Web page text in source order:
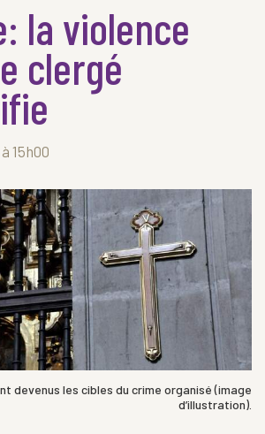
la violence
clergé
15h00
devenus les cibles du crime organisé (image
d’illustration).